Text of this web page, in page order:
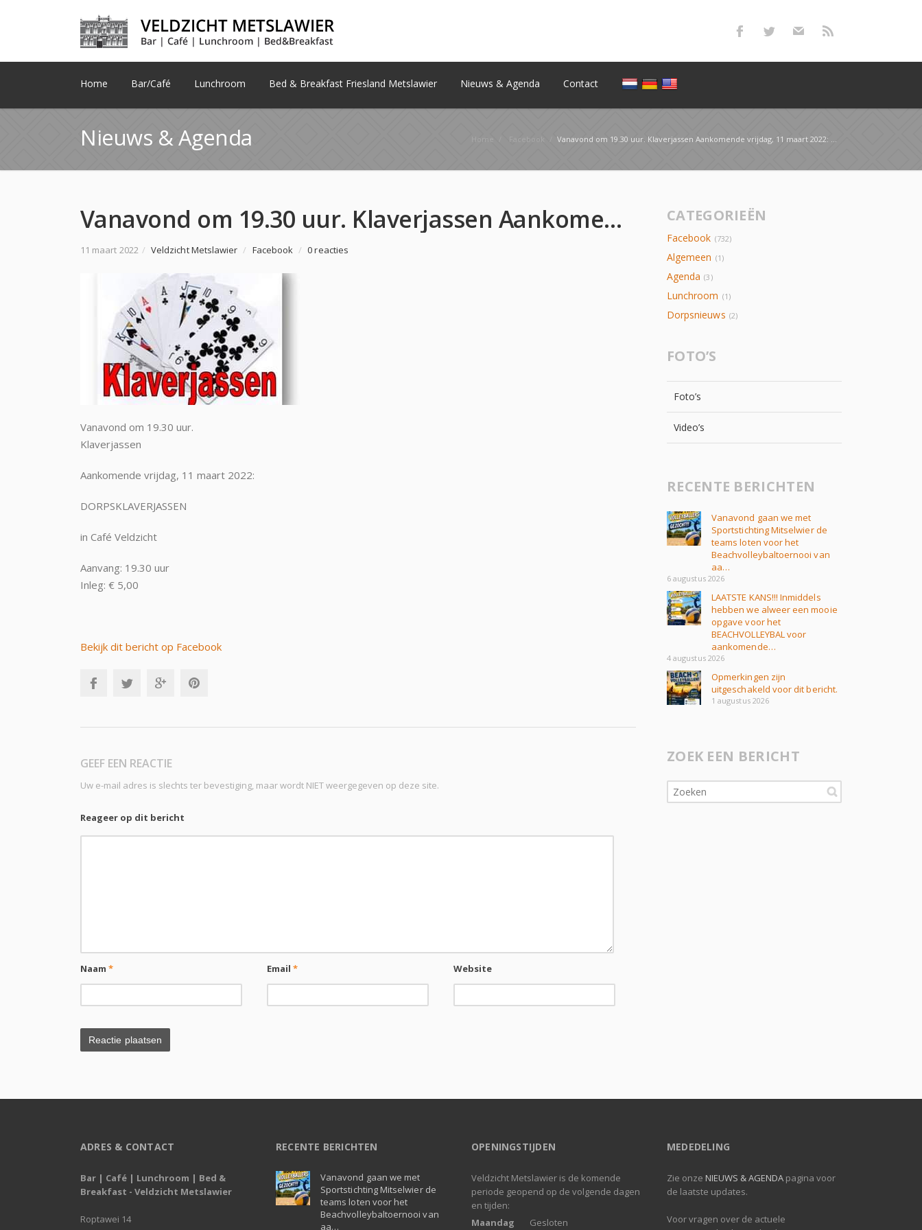
Home Bar/Café Lunchroom Bed & Breakfast Friesland Metslawier Nieuws & Agenda Contact
Home Facebook Vanavond om 19.30 uur. Klaverjassen Aankomende vrijdag, 11 maart 2022: DORPSKLAVERJASSEN in Café…
Nieuws & Agenda
Vanavond om 19.30 uur. Klaverjassen Aankomende vrijdag, 11 maart 2022: DORPSKLAVERJASSEN in Café…
11 maart 2022 / Veldzicht Metslawier / Facebook / 0 reacties
Vanavond om 19.30 uur.
Klaverjassen
Aankomende vrijdag, 11 maart 2022:
DORPSKLAVERJASSEN
in Café Veldzicht
Aanvang: 19.30 uur
Inleg: € 5,00
Bekijk dit bericht op Facebook
GEEF EEN REACTIE
Uw e-mail adres is slechts ter bevestiging, maar wordt NIET weergegeven op deze site.
Reageer op dit bericht
Naam* Email* Website
CATEGORIEËN
Facebook (732)
Algemeen (1)
Agenda (3)
Lunchroom (1)
Dorpsnieuws (2)
FOTO’S
Foto’s
Video’s
RECENTE BERICHTEN
Vanavond gaan we met
Sportstichting Mitselwier de
teams loten voor het
Beachvolleybaltoernooi van
aa…
6 augustus 2026
LAATSTE KANS!!! Inmiddels
hebben we alweer een mooie
opgave voor het
BEACHVOLLEYBAL voor
aankomende…
4 augustus 2026
Opmerkingen zijn
uitgeschakeld voor dit bericht.
1 augustus 2026
ZOEK EEN BERICHT
ADRES & CONTACT
Bar | Café | Lunchroom | Bed &
Breakfast - Veldzicht Metslawier
Roptawei 14
RECENTE BERICHTEN
Vanavond gaan we met
Sportstichting Mitselwier de
teams loten voor het
Beachvolleybaltoernooi van
aa…
OPENINGSTIJDEN
Veldzicht Metslawier is de komende
periode geopend op de volgende dagen
en tijden:
Maandag
Gesloten
MEDEDELING
Zie onze NIEUWS & AGENDA pagina voor
de laatste updates.
Voor vragen over de actuele